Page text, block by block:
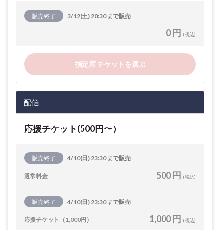
販売終了 3/12(土) 20:30 まで販売
0 円 (税込)
指定席 チケットを選ぶ
配信
応援チケット(500円〜）
販売終了 4/10(日) 23:30 まで販売
通常料金 500 円 (税込)
販売終了 4/10(日) 23:30 まで販売
応援チケット（1,000円） 1,000 円 (税込)